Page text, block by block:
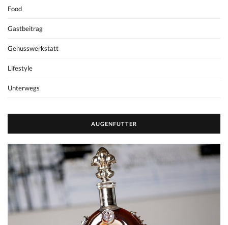
Food
Gastbeitrag
Genusswerkstatt
Lifestyle
Unterwegs
AUGENFUTTER